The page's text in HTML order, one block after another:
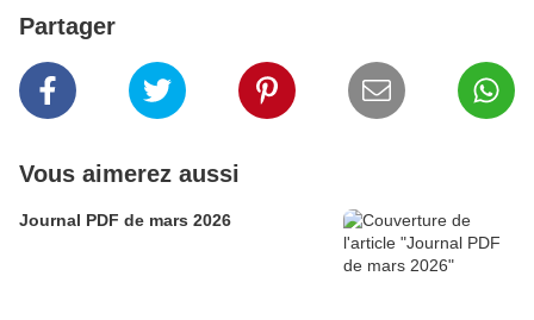
Partager
Vous aimerez aussi
Journal PDF de mars 2026